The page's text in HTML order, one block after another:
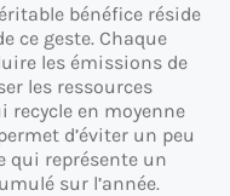
bénéfice réside
ce geste. Chaque
les émissions de
les ressources
recycle en moyenne
d’éviter un peu
qui représente un
sur l’année.